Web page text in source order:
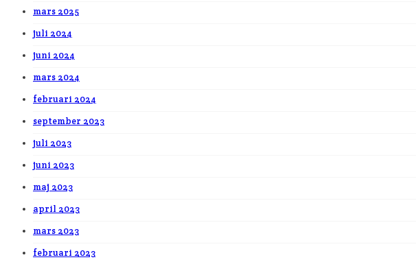
mars 2025
juli 2024
juni 2024
mars 2024
februari 2024
september 2023
juli 2023
juni 2023
maj 2023
april 2023
mars 2023
februari 2023